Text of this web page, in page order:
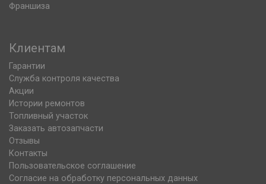
Франшиза
Клиентам
Гарантии
Служба контроля качества
Акции
Истории ремонтов
Топливный участок
Заказать автозапчасти
Отзывы
Контакты
Пользовательское соглашение
Согласие на обработку персональных данных